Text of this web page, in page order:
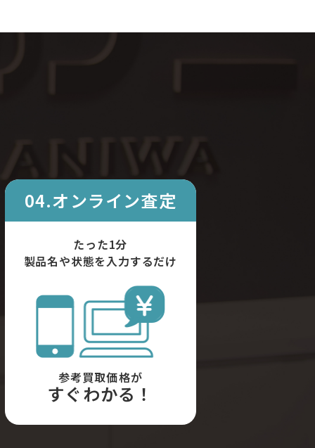
04.オンライン査定
たった1分
製品名や状態を入力するだけ
参考買取価格が
すぐわかる！